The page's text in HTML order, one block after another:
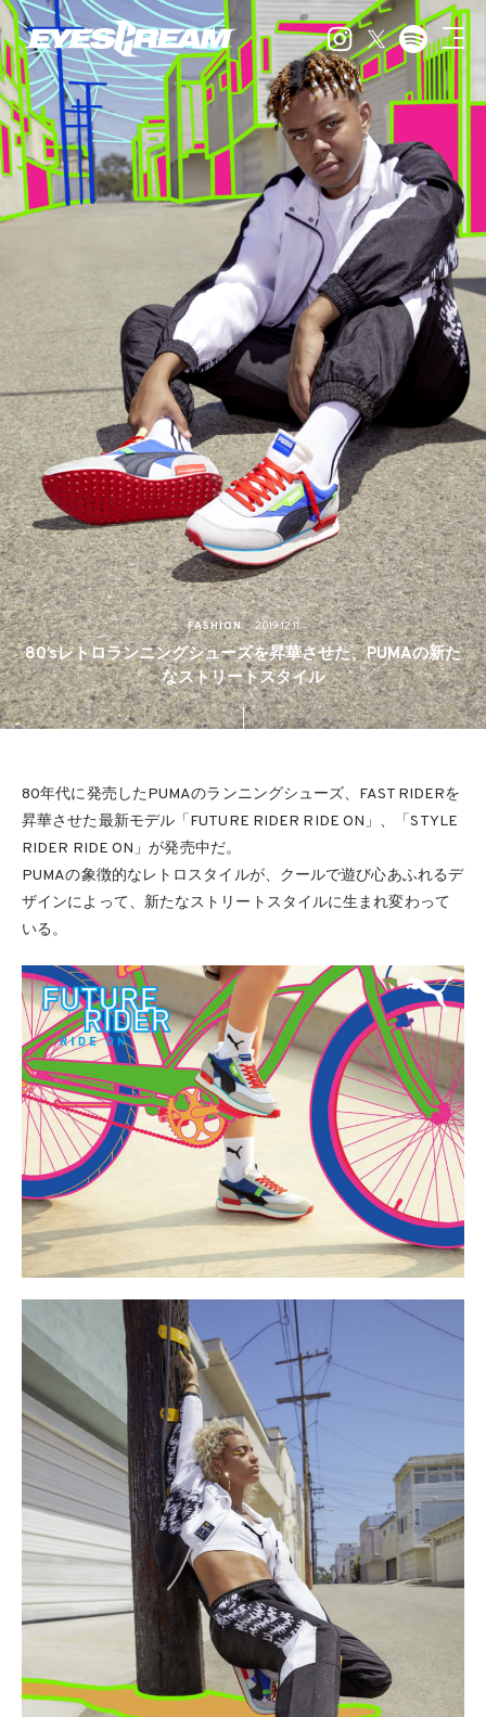
FASHION 2019.12.11
80’sレトロランニングシューズを昇華させた、PUMAの新た
なストリートスタイル
80年代に発売したPUMAのランニングシューズ、FAST RIDERを
昇華させた最新モデル「FUTURE RIDER RIDE ON」、「STYLE
RIDER RIDE ON」が発売中だ。
PUMAの象徴的なレトロスタイルが、クールで遊び心あふれるデ
ザインによって、新たなストリートスタイルに生まれ変わって
いる。